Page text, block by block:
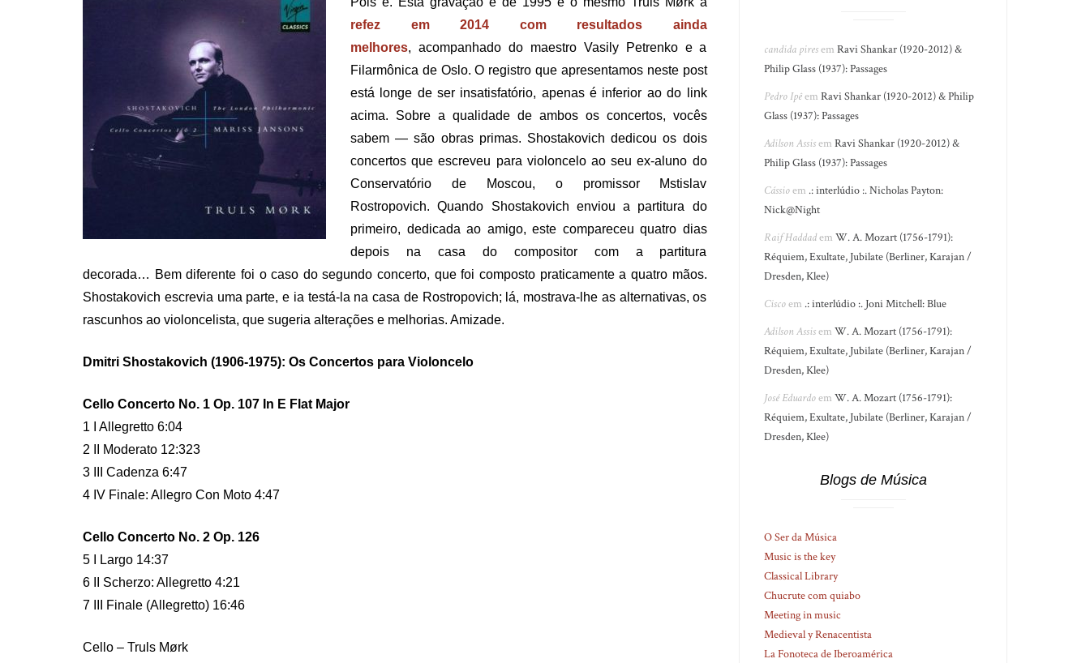
refez em 2014 com resultados ainda
melhores, acompanhado do maestro Vasily Petrenko e a
Filarmônica de Oslo. O registro que apresentamos neste post
está longe de ser insatisfatório, apenas é inferior ao do link
acima. Sobre a qualidade de ambos os concertos, vocês
sabem — são obras primas. Shostakovich dedicou os dois
concertos que escreveu para violoncelo ao seu ex-aluno do
Conservatório de Moscou, o promissor Mstislav
Rostropovich. Quando Shostakovich enviou a partitura do
primeiro, dedicada ao amigo, este compareceu quatro dias
depois na casa do compositor com a partitura
decorada… Bem diferente foi o caso do segundo concerto, que foi composto praticamente a quatro mãos.
Shostakovich escrevia uma parte, e ia testá-la na casa de Rostropovich; lá, mostrava-lhe as alternativas, os
rascunhos ao violoncelista, que sugeria alterações e melhorias. Amizade.
Dmitri Shostakovich (1906-1975): Os Concertos para Violoncelo
Cello Concerto No. 1 Op. 107 In E Flat Major
1 I Allegretto 6:04
2 II Moderato 12:323
3 III Cadenza 6:47
4 IV Finale: Allegro Con Moto 4:47
Cello Concerto No. 2 Op. 126
5 I Largo 14:37
6 II Scherzo: Allegretto 4:21
7 III Finale (Allegretto) 16:46
Cello – Truls Mørk
candida piresemRavi Shankar (1920-2012) &
Philip Glass (1937): Passages
Pedro IpêemRavi Shankar (1920-2012) & Philip
Glass (1937): Passages
Adilson AssisemRavi Shankar (1920-2012) &
Philip Glass (1937): Passages
Cássioem .: interlúdio :. Nicholas Payton:
Nick@Night
Raif HaddademW. A. Mozart (1756-1791):
Réquiem, Exultate, Jubilate (Berliner, Karajan /
Dresden, Klee)
Ciscoem .: interlúdio :. Joni Mitchell: Blue
Adilson AssisemW. A. Mozart (1756-1791):
Réquiem, Exultate, Jubilate (Berliner, Karajan /
Dresden, Klee)
José EduardoemW. A. Mozart (1756-1791):
Réquiem, Exultate, Jubilate (Berliner, Karajan /
Dresden, Klee)
Blogs de Música
O Ser da Música
Music is the key
Classical Library
Chucrute com quiabo
Meeting in music
Medieval y Renacentista
La Fonoteca de Iberoamérica